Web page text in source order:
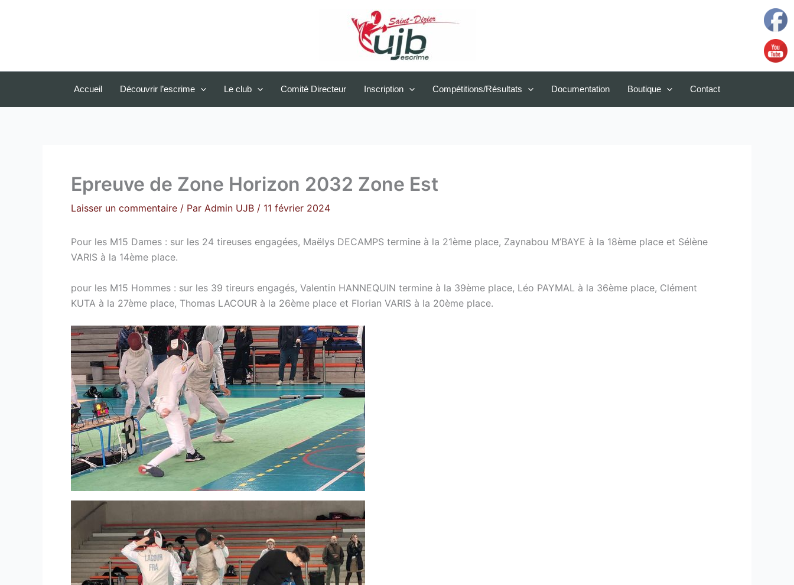
Accueil Découvrir l’escrime Le club Comité Directeur Inscription Compétitions/Résultats Documentation Boutique Contact
Epreuve de Zone Horizon 2032 Zone Est
Laisser un commentaire / Par Admin UJB / 11 février 2024
Pour les M15 Dames : sur les 24 tireuses engagées, Maëlys DECAMPS termine à la 21ème place, Zaynabou M’BAYE à la 18ème place et Sélène
VARIS à la 14ème place.
pour les M15 Hommes : sur les 39 tireurs engagés, Valentin HANNEQUIN termine à la 39ème place, Léo PAYMAL à la 36ème place, Clément
KUTA à la 27ème place, Thomas LACOUR à la 26ème place et Florian VARIS à la 20ème place.